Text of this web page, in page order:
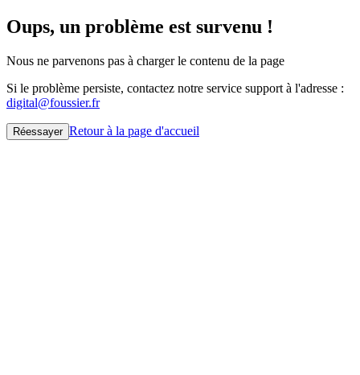
Oups, un problème est survenu !
Nous ne parvenons pas à charger le contenu de la page
Si le problème persiste, contactez notre service support à l'adresse :
digital@foussier.fr
Réessayer Retour à la page d'accueil